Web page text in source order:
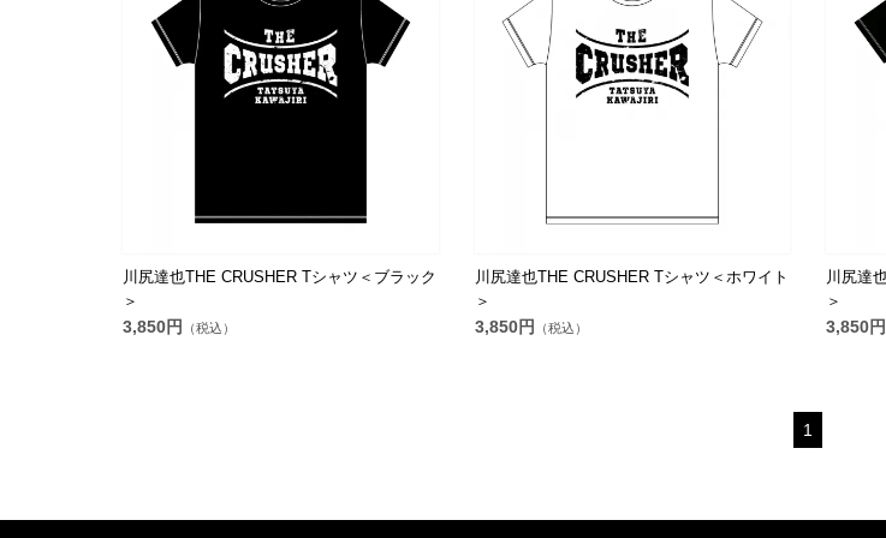
川尻達也THE CRUSHER Tシャツ＜ブラック
＞
3,850円 （税込）
川尻達也THE CRUSHER Tシャツ＜ホワイト
＞
3,850円 （税込）
川尻達
＞
3,850円
1